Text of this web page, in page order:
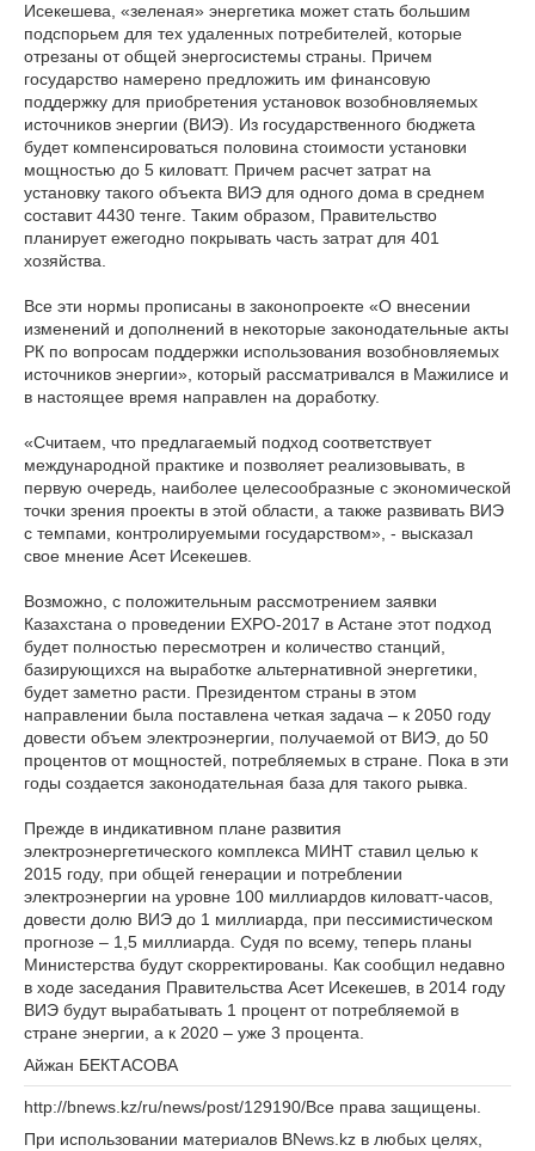
Исекешева, «зеленая» энергетика может стать большим
подспорьем для тех удаленных потребителей, которые
отрезаны от общей энергосистемы страны. Причем
государство намерено предложить им финансовую
поддержку для приобретения установок возобновляемых
источников энергии (ВИЭ). Из государственного бюджета
будет компенсироваться половина стоимости установки
мощностью до 5 киловатт. Причем расчет затрат на
установку такого объекта ВИЭ для одного дома в среднем
составит 4430 тенге. Таким образом, Правительство
планирует ежегодно покрывать часть затрат для 401
хозяйства.
Все эти нормы прописаны в законопроекте «О внесении
изменений и дополнений в некоторые законодательные акты
РК по вопросам поддержки использования возобновляемых
источников энергии», который рассматривался в Мажилисе и
в настоящее время направлен на доработку.
«Считаем, что предлагаемый подход соответствует
международной практике и позволяет реализовывать, в
первую очередь, наиболее целесообразные с экономической
точки зрения проекты в этой области, а также развивать ВИЭ
с темпами, контролируемыми государством», - высказал
свое мнение Асет Исекешев.
Возможно, с положительным рассмотрением заявки
Казахстана о проведении EXPO-2017 в Астане этот подход
будет полностью пересмотрен и количество станций,
базирующихся на выработке альтернативной энергетики,
будет заметно расти. Президентом страны в этом
направлении была поставлена четкая задача – к 2050 году
довести объем электроэнергии, получаемой от ВИЭ, до 50
процентов от мощностей, потребляемых в стране. Пока в эти
годы создается законодательная база для такого рывка.
Прежде в индикативном плане развития
электроэнергетического комплекса МИНТ ставил целью к
2015 году, при общей генерации и потреблении
электроэнергии на уровне 100 миллиардов киловатт-часов,
довести долю ВИЭ до 1 миллиарда, при пессимистическом
прогнозе – 1,5 миллиарда. Судя по всему, теперь планы
Министерства будут скорректированы. Как сообщил недавно
в ходе заседания Правительства Асет Исекешев, в 2014 году
ВИЭ будут вырабатывать 1 процент от потребляемой в
стране энергии, а к 2020 – уже 3 процента.
Айжан БЕКТАСОВА
http://bnews.kz/ru/news/post/129190/Все права защищены.
При использовании материалов BNews.kz в любых целях,